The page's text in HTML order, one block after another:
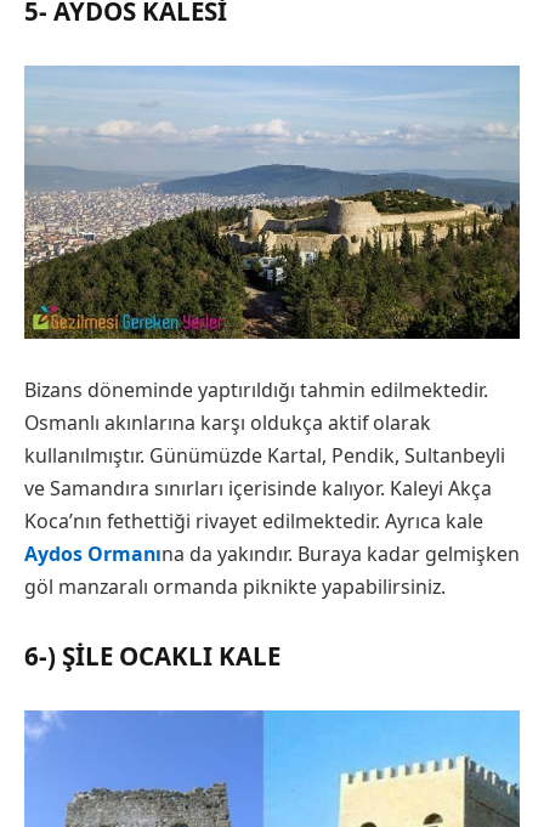
5- AYDOS KALESI
Bizans döneminde yaptırıldığı tahmin edilmektedir.
Osmanlı akınlarına karşı oldukça aktif olarak
kullanılmıştır. Günümüzde Kartal, Pendik, Sultanbeyli
ve Samandıra sınırları içerisinde kalıyor. Kaleyi Akça
Koca’nın fethettiği rivayet edilmektedir. Ayrıca kale
Aydos Ormanına da yakındır. Buraya kadar gelmişken
göl manzaralı ormanda piknikte yapabilirsiniz.
6-) ŞILE OCAKLI KALE